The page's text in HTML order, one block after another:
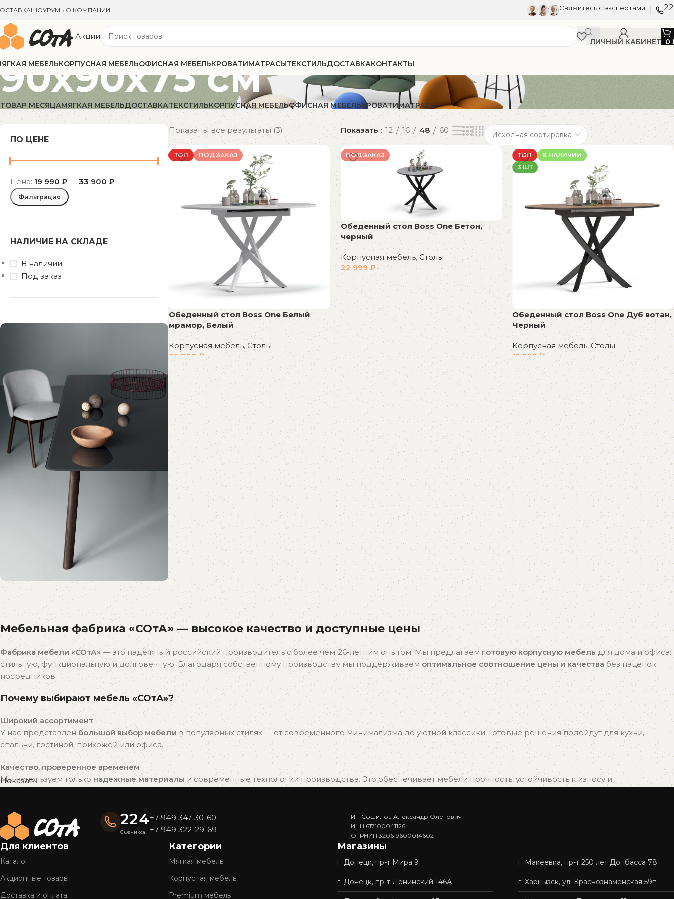
ШОУРУМЫО КОМПАНИИ Свяжитесь с экспертами
Акции
ЛИЧНЫЙ КАБИНЕТ 0
МЕБЕЛЬКОРПУСНАЯ МЕБЕЛЬОФИСНАЯ МЕБЕЛЬКРОВАТИМАТРАСЫТЕКСТИЛЬДОСТАВКАКОНТАКТЫ
90x90x75 см
ТОВАР МЕСЯЦАМЯГКАЯ МЕБЕЛЬДОСТАВКАТЕКСТИЛЬКОРПУСНАЯ МЕБЕЛЬОФИСНАЯ МЕБЕЛЬКРОВАТИМАТРАСЫ
ПО ЦЕНЕ
Фильтрация
Цена: 19 990 ₽ — 33 900 ₽
НАЛИЧИЕ НА СКЛАДЕ
В наличии
Под заказ
Распродажа
бестселлеров
Скидки на популярные модели!
К покупкам
Показаны все результаты (3) Показать 12 16 48 60
ТОП ПОД ЗАКАЗ
Обеденный стол Boss One Белый
мрамор, Белый
Корпусная мебель, Столы
33 900 ₽
В корзину
ПОД ЗАКАЗ
Обеденный стол Boss One Бетон,
черный
Корпусная мебель, Столы
22 999 ₽
В корзину
ТОП
В НАЛИЧИИ
3 ШТ
Обеденный стол Boss One Дуб вотан,
Черный
Корпусная мебель,Столы
19 999₽
В корзину
Мебельная фабрика «СОтА» — высокое качество и доступные цены
Фабрика мебели «СОтА»— это надёжный российский производитель с более чем 26-летним опытом. Мы предлагаемготовую корпусную мебель для дома и офиса:
стильную, функциональную и долговечную. Благодаря собственному производству мы поддерживаем оптимальное соотношение цены и качествабез наценок
посредников.
Почему выбирают мебель «СОтА»?
Широкий ассортимент
У нас представлен большой выбор мебелив популярных стилях — от современного минимализма до уютной классики. Готовые решения подойдут для кухни,
спальни, гостиной, прихожей или офиса.
Качество, проверенное временем
Мы используем тольконадежные материалыи современные технологии производства. Это обеспечивает мебели прочность, устойчивость к износу и
Готовые решения — быстро и удобно
Вся мебель «СОтА» уже в наличии и готова к отправке. Вам не придётся ждать изготовления — достаточно выбрать подходящий вариант, и мы быстро организуем
доставку.
Полное обслуживание
: консультацию, доставку и профессиональную сборку мебели. Покупка у нас — это удобно, быстро и без лишних хлопот.
Более 26 лет на рынке
Показать
224
С Феникса
+7 949 347-30-60
+7 949 322-29-69
ИП Сошилов Александр Олегович
ИНН 617100041126
ОГРНИП 320619600014602
Для клиентов
Каталог
Акционные товары
Доставка и оплата
Категории
Мягкая мебель
Корпусная мебель
Premium мебель
Магазины
г. Донецк, пр-т Мира 9
г. Донецк, пр-т Ленинский 146А
г. Макеевка, пр-т 250 лет Донбасса 78
г. Харцызск, ул. Краснознаменская 59п